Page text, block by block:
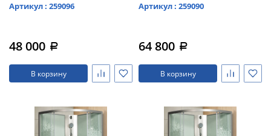
асимметричная
Артикул : 259096
48 000 a
В корзину
полукруг (10000005847)
Артикул : 259090
64 800 a
В корзину